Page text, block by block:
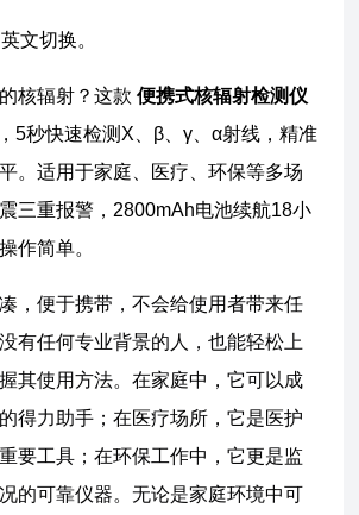
文切换。
核辐射？这款 便携式核辐射检测仪
，5秒快速检测X、β、γ、α射线，精准
。适用于家庭、医疗、环保等多场
三重报警，2800mAh电池续航18小
作简单。
，便于携带，不会给使用者带来任
有任何专业背景的人，也能轻松上
其使用方法。在家庭中，它可以成
得力助手；在医疗场所，它是医护
要工具；在环保工作中，它更是监
的可靠仪器。无论是家庭环境中可